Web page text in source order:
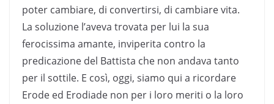
poter cambiare, di convertirsi, di cambiare vita.
La soluzione l’aveva trovata per lui la sua
ferocissima amante, inviperita contro la
predicazione del Battista che non andava tanto
per il sottile. E così, oggi, siamo qui a ricordare
Erode ed Erodiade non per i loro meriti o la loro